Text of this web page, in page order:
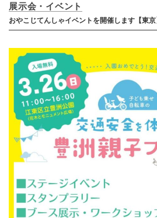
展示会・イベント
おやこじてんしゃイベントを開催します【東京